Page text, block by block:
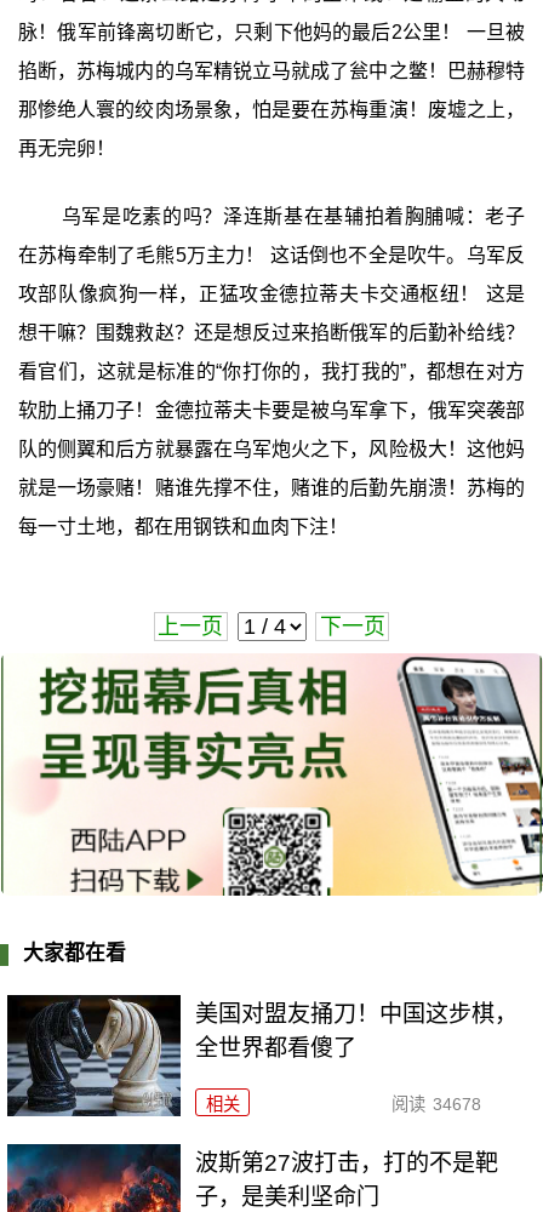
脉！俄军前锋离切断它，只剩下他妈的最后2公里！ 一旦被
掐断，苏梅城内的乌军精锐立马就成了瓮中之鳖！巴赫穆特
那惨绝人寰的绞肉场景象，怕是要在苏梅重演！废墟之上，
再无完卵！
乌军是吃素的吗？泽连斯基在基辅拍着胸脯喊：老子
在苏梅牵制了毛熊5万主力！ 这话倒也不全是吹牛。乌军反
攻部队像疯狗一样，正猛攻金德拉蒂夫卡交通枢纽！ 这是
想干嘛？围魏救赵？还是想反过来掐断俄军的后勤补给线？
看官们，这就是标准的“你打你的，我打我的”，都想在对方
软肋上捅刀子！金德拉蒂夫卡要是被乌军拿下，俄军突袭部
队的侧翼和后方就暴露在乌军炮火之下，风险极大！这他妈
就是一场豪赌！赌谁先撑不住，赌谁的后勤先崩溃！苏梅的
每一寸土地，都在用钢铁和血肉下注！
上一页 下一页
大家都在看
美国对盟友捅刀！中国这步棋，
全世界都看傻了
相关 阅读 34678
波斯第27波打击，打的不是靶
子，是美利坚命门